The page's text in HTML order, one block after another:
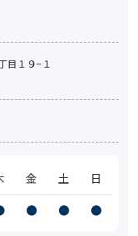
目１９−１
金 土
日
● ● ●